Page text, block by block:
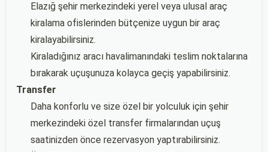
Elazığ şehir merkezindeki yerel veya ulusal araç
kiralama ofislerinden bütçenize uygun bir araç
kiralayabilirsiniz.
Kiraladığınız aracı havalimanındaki teslim noktalarına
bırakarak uçuşunuza kolayca geçiş yapabilirsiniz.
Transfer
Daha konforlu ve size özel bir yolculuk için şehir
merkezindeki özel transfer firmalarından uçuş
saatinizden önce rezervasyon yaptırabilirsiniz.